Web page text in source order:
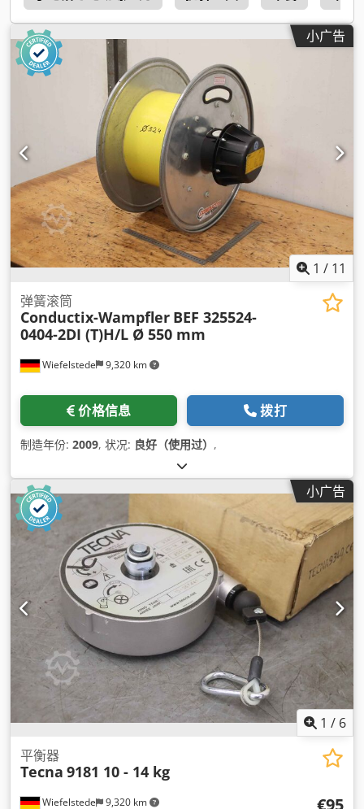
小广告
1 / 11
Wiefelstede 9,320 km
弹簧滚筒
Conductix-Wampfler BEF 325524-
0404-2DI (T)H/L Ø 550 mm
价格信息 拨打
制造年份: 2009, 状况: 良好（使用过） ,
小广告
1 / 6
Wiefelstede 9,320 km
平衡器
Tecna 9181 10 - 14 kg